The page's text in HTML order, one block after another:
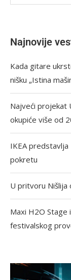
Najnovije
Kada gitare
nišku „Istina
Najveći projekat
okupiće više od
IKEA predstavlja
pokretu
U pritvoru Nišlija
Maxi H2O
festivalskog